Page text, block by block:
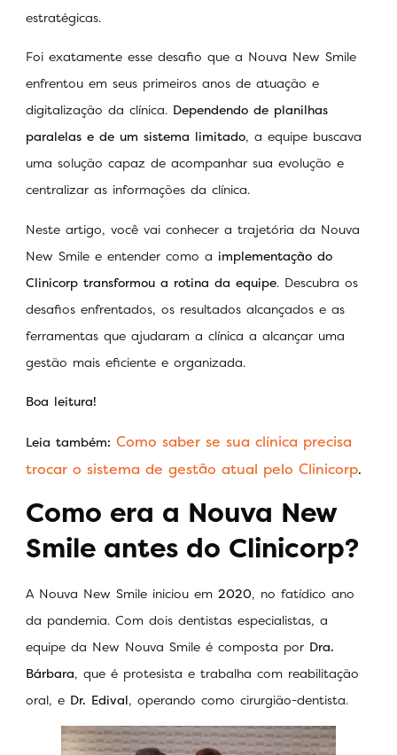
estratégicas.
Foi exatamente esse desafio que a Nouva New Smile
enfrentou em seus primeiros anos de atuação e
digitalização da clínica. Dependendo de planilhas
paralelas e de um sistema limitado, a equipe buscava
uma solução capaz de acompanhar sua evolução e
centralizar as informações da clínica.
Neste artigo, você vai conhecer a trajetória da Nouva
New Smile e entender como a implementação do
Clinicorp transformou a rotina da equipe. Descubra os
desafios enfrentados, os resultados alcançados e as
ferramentas que ajudaram a clínica a alcançar uma
gestão mais eficiente e organizada.
Boa leitura!
Leia também: Como saber se sua clínica precisa
trocar o sistema de gestão atual pelo Clinicorp.
Como era a Nouva New
Smile antes do Clinicorp?
A Nouva New Smile iniciou em 2020, no fatídico ano
da pandemia. Com dois dentistas especialistas, a
equipe da New Nouva Smile é composta por Dra.
Bárbara, que é protesista e trabalha com reabilitação
oral, e Dr. Edival, operando como cirurgião-dentista.